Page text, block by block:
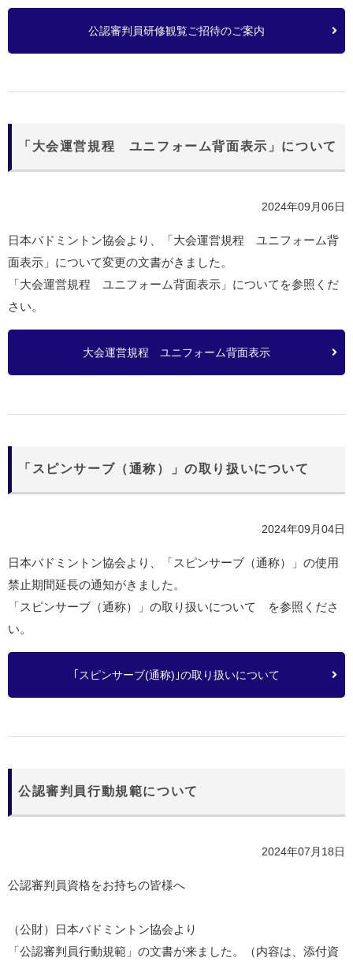
公認審判員研修観覧ご招待のご案内
「大会運営規程 ユニフォーム背面表示」について
2024年09月06日
日本バドミントン協会より、「大会運営規程 ユニフォーム背
面表示」について変更の文書がきました。
「大会運営規程 ユニフォーム背面表示」についてを参照くだ
さい。
大会運営規程 ユニフォーム背面表示
「スピンサーブ（通称）」の取り扱いについて
2024年09月04日
日本バドミントン協会より、「スピンサーブ（通称）」の使用
禁止期間延長の通知がきました。
「スピンサーブ（通称）」の取り扱いについて を参照くださ
い。
｢スピンサーブ(通称)｣の取り扱いについて
公認審判員行動規範について
2024年07月18日
公認審判員資格をお持ちの皆様へ
（公財）日本バドミントン協会より
「公認審判員行動規範」の文書が来ました。（内容は、添付資